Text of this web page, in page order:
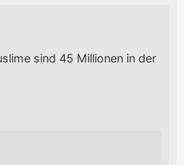
sind 45 Millionen in der